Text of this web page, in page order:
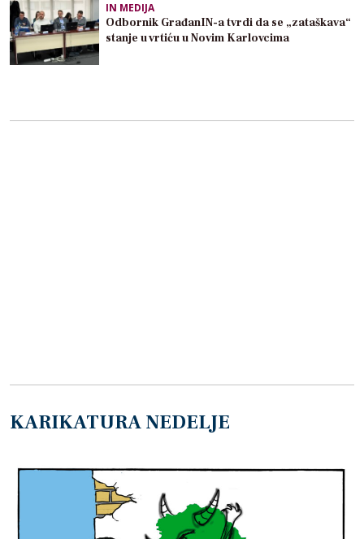
IN MEDIJA
Odbornik GrađanIN-a tvrdi da se „zataškava“
stanje u vrtiću u Novim Karlovcima
KARIKATURA NEDELJE